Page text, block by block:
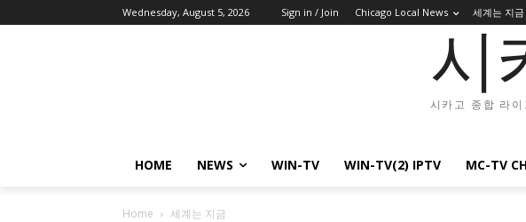
Wednesday, August 5, 2026 Sign in / Join Chicago Local News 세계는 지금
시
시카고 종합 라이
HOME NEWS WIN-TV WIN-TV(2) IPTV MC-TV
Home 세계는 지금